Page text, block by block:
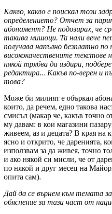
Какво, какво е поискал този
определението? Отчет за
абонамент? Не подозирах, че
такива мишоци. Та нали вече
получава напълно безплатно
висококачествените текстове
някой трябва да издири,
редактира... Какъв по-верен и
това?
Може би милият е объркал
които, да речем, едно такова
смисъл (макар че, какъв точно
му давам: в кои магазини
живеем, аз и децата? В края на
ясно и открито, че даренията,
използвам за да живея, точно
и ако някой си мисли, че от
по някой и друг месец на
опита сам).
Дай да се върнем към темата
обяснение за тази част от